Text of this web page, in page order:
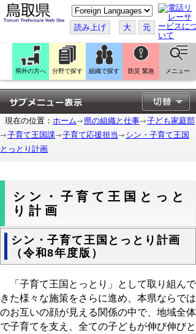
こ
の
ペ
ー
ジ
翻
訳
す
る
読み上げ 大 元
県外の方へ 分野で探す 組織で探す 防災 緊急 メニュー
現在の位置： ホーム 県の組織と仕事
子ども家庭部
子育て王国課
子育て応援担当
シン・子育て王国
とっとり計画
シン・子育て王国とっと
り計画
シン・子育て王国とっとり計画
（令和8年度版）
「子育て王国とっとり」として取り組んで
きた様々な施策をさらに進め、本県ならでは
のお互いの顔が見える関係の中で、地域全体
で子育てを支え、全ての子どもが伸び伸びと